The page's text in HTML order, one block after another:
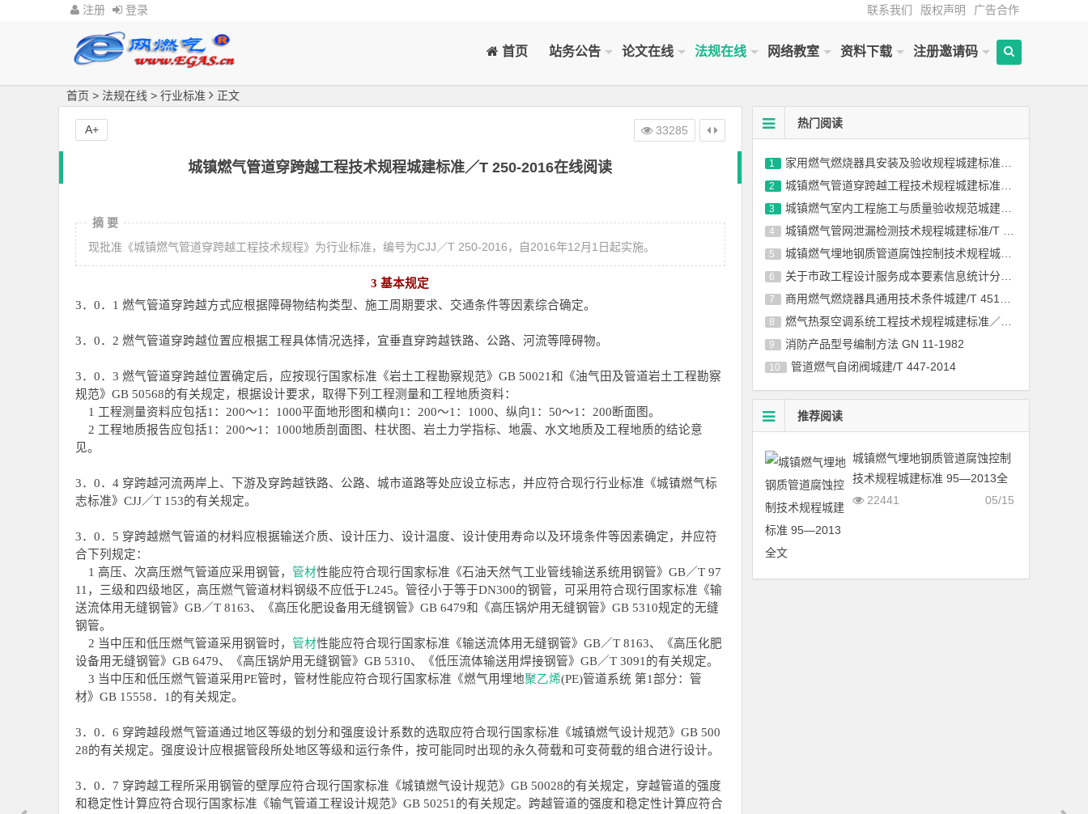
注册 登录 联系我们 版权声明 广告合作
首页 站务公告 论文在线 法规在线 网络教室 资料下载 注册邀请码
首页 > 法规在线 > 行业标准 正文
城镇燃气管道穿跨越工程技术规程城建标准／T 250-2016在线阅读
摘 要
现批准《城镇燃气管道穿跨越工程技术规程》为行业标准，编号为CJJ／T 250-2016，自2016年12月1日起实施。
3 基本规定
3．0．1 燃气管道穿跨越方式应根据障碍物结构类型、施工周期要求、交通条件等因素综合确定。
3．0．2 燃气管道穿跨越位置应根据工程具体情况选择，宜垂直穿跨越铁路、公路、河流等障碍物。
3．0．3 燃气管道穿跨越位置确定后，应按现行国家标准《岩土工程勘察规范》GB 50021和《油气田及管道岩土工程勘察
规范》GB 50568的有关规定，根据设计要求，取得下列工程测量和工程地质资料：
1 工程测量资料应包括1：200～1：1000平面地形图和横向1：200～1：1000、纵向1：50～1：200断面图。
2 工程地质报告应包括1：200～1：1000地质剖面图、柱状图、岩土力学指标、地震、水文地质及工程地质的结论意
见。
3．0．4 穿跨越河流两岸上、下游及穿跨越铁路、公路、城市道路等处应设立标志，并应符合现行行业标准《城镇燃气标
志标准》CJJ／T 153的有关规定。
3．0．5 穿跨越燃气管道的材料应根据输送介质、设计压力、设计温度、设计使用寿命以及环境条件等因素确定，并应符
合下列规定：
1 高压、次高压燃气管道应采用钢管， 管材性能应符合现行国家标准《石油天然气工业管线输送系统用钢管》GB／T 97
11，三级和四级地区，高压燃气管道材料钢级不应低于L245。管径小于等于DN300的钢管，可采用符合现行国家标准《输
送流体用无缝钢管》GB／T 8163、《高压化肥设备用无缝钢管》GB 6479和《高压锅炉用无缝钢管》GB 5310规定的无缝
钢管。
2 当中压和低压燃气管道采用钢管时， 管材性能应符合现行国家标准《输送流体用无缝钢管》GB／T 8163、《高压化肥
设备用无缝钢管》GB 6479、《高压锅炉用无缝钢管》GB 5310、《低压流体输送用焊接钢管》GB／T 3091的有关规定。
3 当中压和低压燃气管道采用PE管时，管材性能应符合现行国家标准《燃气用埋地聚乙烯(PE)管道系统 第1部分：管
材》GB 15558．1的有关规定。
3．0．6 穿跨越段燃气管道通过地区等级的划分和强度设计系数的选取应符合现行国家标准《城镇燃气设计规范》GB 500
28的有关规定。强度设计应根据管段所处地区等级和运行条件，按可能同时出现的永久荷载和可变荷载的组合进行设计。
3．0．7 穿跨越工程所采用钢管的壁厚应符合现行国家标准《城镇燃气设计规范》GB 50028的有关规定，穿越管道的强度
和稳定性计算应符合现行国家标准《输气管道工程设计规范》GB 50251的有关规定。跨越管道的强度和稳定性计算应符合
33285
A+ 热门阅读
1 家用燃气燃烧器具安装及验收规程城建标准 12-2013全文(含条文说明）在线阅读
2 城镇燃气管道穿跨越工程技术规程城建标准／T 250-2016在线阅读
3 城镇燃气室内工程施工与质量验收规范城建标准94-2009在线阅读
4 城镇燃气管网泄漏检测技术规程城建标准/T 215—2014(含条文说明）
5 城镇燃气埋地钢质管道腐蚀控制技术规程城建标准 95—2013全文
6 关于市政工程设计服务成本要素信息统计分析情况的通报中设协字[2019] 7号
7 商用燃气燃烧器具通用技术条件城建/T 451-2014全文在线阅读
8 燃气热泵空调系统工程技术规程城建标准／T 216—2014
9 消防产品型号编制方法 GN 11-1982
10 管道燃气自闭阀城建/T 447-2014
推荐阅读
城镇燃气埋地钢质管道腐蚀控制
技术规程城建标准 95—2013全
文
05/15
22441